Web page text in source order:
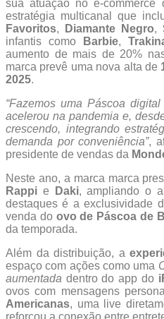
sua atuação no e-commerce
estratégia multicanal que
Favoritos, Diamante Negro,
infantis como
Barbie,
aumento de mais de 20%
marca prevê uma nova alta de
2025.
“Fazemos uma Páscoa
acelerou na pandemia e,
crescendo, integrando
demanda por conveniência”,
presidente de vendas da
Neste ano, a marca marca
Rappi e Daki, ampliando o
destaques é a exclusividade
venda do ovo de Páscoa de
da temporada.
Além da distribuição, a
espaço com ações como uma
aumentada dentro do app do
ovos com mensagens
Americanas, uma live
reforçou a conexão entre